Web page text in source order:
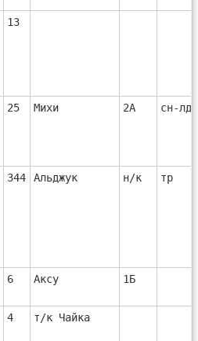
13
25 Михи 2А сн-
344 Альджук н/к тр
6 Аксу 1Б
4 т/к Чайка